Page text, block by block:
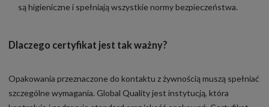
są higieniczne i spełniają wszystkie normy bezpieczeństwa.
Dlaczego certyfikat jest tak ważny?
Opakowania przeznaczone do kontaktu z żywnością muszą spełniać
szczególne wymagania. Global Quality jest instytucją, która